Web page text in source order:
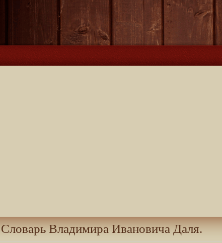
Словарь Владимира Ивановича Даля.